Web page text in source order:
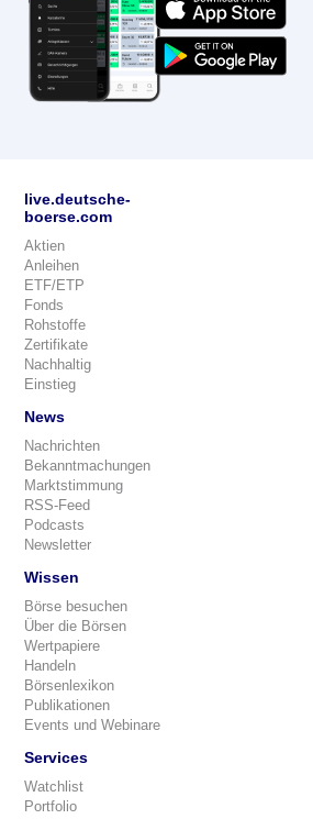
live.deutsche-
boerse.com
Aktien
Anleihen
ETF/ETP
Fonds
Rohstoffe
Zertifikate
Nachhaltig
Einstieg
News
Nachrichten
Bekanntmachungen
Marktstimmung
RSS-Feed
Podcasts
Newsletter
Wissen
Börse besuchen
Über die Börsen
Wertpapiere
Handeln
Börsenlexikon
Publikationen
Events und Webinare
Services
Watchlist
Portfolio